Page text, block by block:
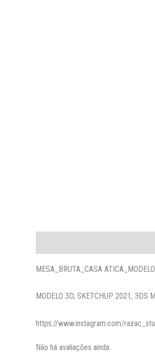
MESA_BRUTA_CASA
MODELO 3D, SKETCHUP 2021, 3DS
https://www.instagram.com/
Não há avaliações ainda.